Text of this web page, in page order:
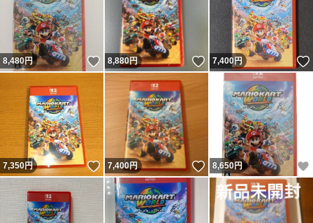
8,480円 いいね！
8,880円 いいね！
7,400円
7,350円 いいね！
7,400円 いいね！
8,650円